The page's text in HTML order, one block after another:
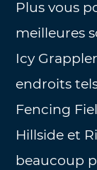
Plus vous
meilleures
Icy
endroits
Fencing
Hillside et
beaucoup